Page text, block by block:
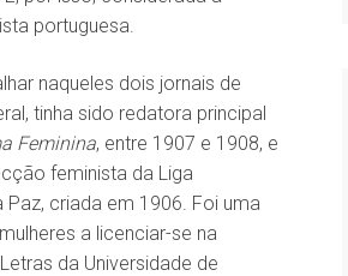
portuguesa.
naqueles dois jornais de
tinha sido redatora principal
Feminina, entre 1907 e 1908, e
feminista da Liga
Paz, criada em 1906. Foi uma
a licenciar-se na
da Universidade de